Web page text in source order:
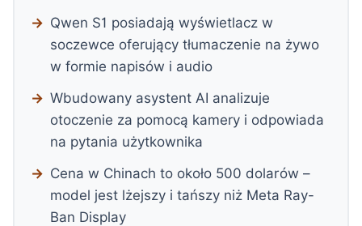
Qwen S1 posiadają wyświetlacz w
soczewce oferujący tłumaczenie na żywo
w formie napisów i audio
Wbudowany asystent AI analizuje
otoczenie za pomocą kamery i odpowiada
na pytania użytkownika
Cena w Chinach to około 500 dolarów –
model jest lżejszy i tańszy niż Meta Ray-
Ban Display